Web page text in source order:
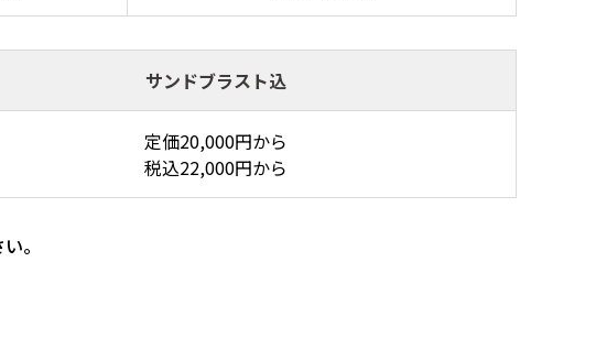
サンドブラスト込
定価20,000円から
税込22,000円から
。